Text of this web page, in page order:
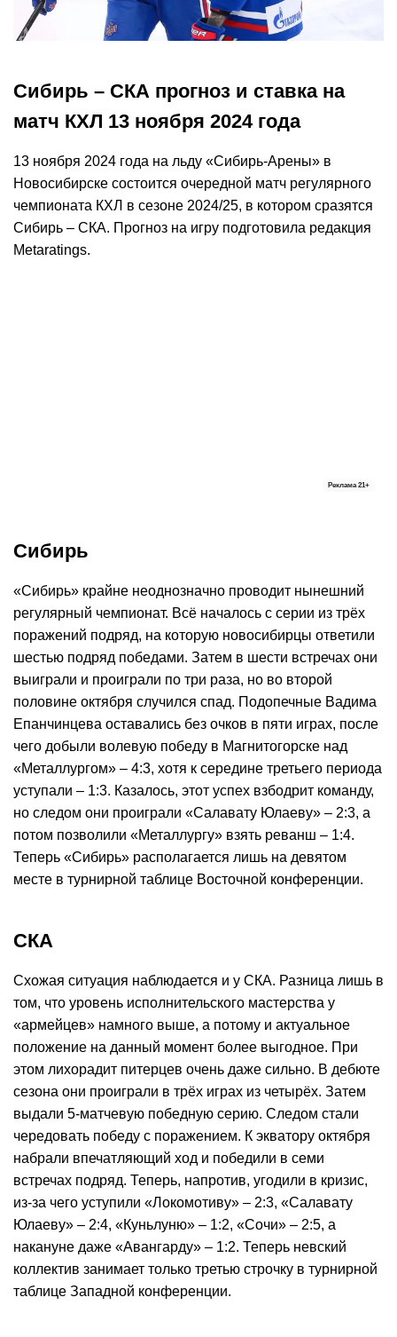
Сибирь – СКА прогноз и ставка на
матч КХЛ 13 ноября 2024 года
13 ноября 2024 года на льду «Сибирь-Арены» в
Новосибирске состоится очередной матч регулярного
чемпионата КХЛ в сезоне 2024/25, в котором сразятся
Сибирь – СКА. Прогноз на игру подготовила редакция
Metaratings.
Реклама 21+
Сибирь
«Сибирь» крайне неоднозначно проводит нынешний
регулярный чемпионат. Всё началось с серии из трёх
поражений подряд, на которую новосибирцы ответили
шестью подряд победами. Затем в шести встречах они
выиграли и проиграли по три раза, но во второй
половине октября случился спад. Подопечные Вадима
Епанчинцева оставались без очков в пяти играх, после
чего добыли волевую победу в Магнитогорске над
«Металлургом» – 4:3, хотя к середине третьего периода
уступали – 1:3. Казалось, этот успех взбодрит команду,
но следом они проиграли «Салавату Юлаеву» – 2:3, а
потом позволили «Металлургу» взять реванш – 1:4.
Теперь «Сибирь» располагается лишь на девятом
месте в турнирной таблице Восточной конференции.
СКА
Схожая ситуация наблюдается и у СКА. Разница лишь в
том, что уровень исполнительского мастерства у
«армейцев» намного выше, а потому и актуальное
положение на данный момент более выгодное. При
этом лихорадит питерцев очень даже сильно. В дебюте
сезона они проиграли в трёх играх из четырёх. Затем
выдали 5-матчевую победную серию. Следом стали
чередовать победу с поражением. К экватору октября
набрали впечатляющий ход и победили в семи
встречах подряд. Теперь, напротив, угодили в кризис,
из-за чего уступили «Локомотиву» – 2:3, «Салавату
Юлаеву» – 2:4, «Куньлуню» – 1:2, «Сочи» – 2:5, а
накануне даже «Авангарду» – 1:2. Теперь невский
коллектив занимает только третью строчку в турнирной
таблице Западной конференции.